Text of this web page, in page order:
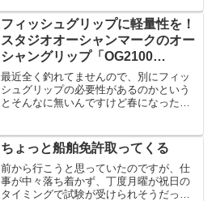
センス クー 70F XAR...
フィッシュグリップに軽量性を！
スタジオオーシャンマークのオー
シャングリップ「OG2100
Newbie」が欲しい！
最近全く釣れてませんので、別にフィッ
シュグリップの必要性があるのかという
とそんなに無いんですけど春になったら
います。というところはさておき、フィ
ッシュグリップの必要性釣...
ちょっと船舶免許取ってくる
前から行こうと思っていたのですが、仕
事が中々落ち着かず、丁度月曜が祝日の
タイミングで試験が受けられそうだった